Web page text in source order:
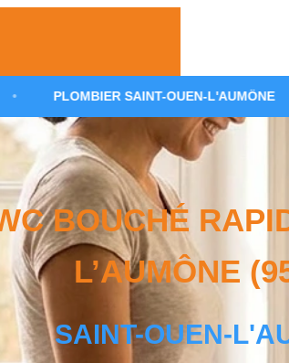
SAINT-OUEN-L'AUMÔNE •
BOUCHÉ
L’AUMÔNE
SAINT-OUEN-